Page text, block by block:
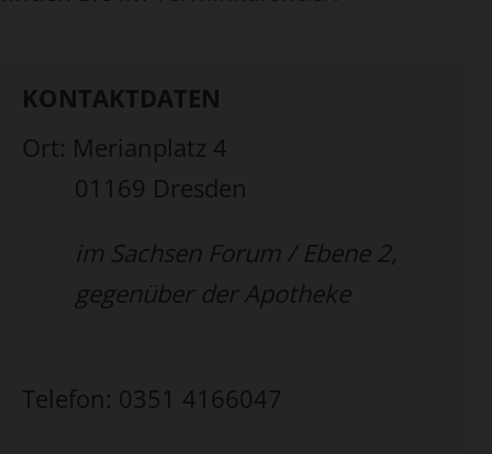
KONTAKTDATEN
Ort: Merianplatz 4
01169 Dresden
im Sachsen Forum / Ebene 2,
gegenüber der Apotheke
Telefon: 0351 4166047